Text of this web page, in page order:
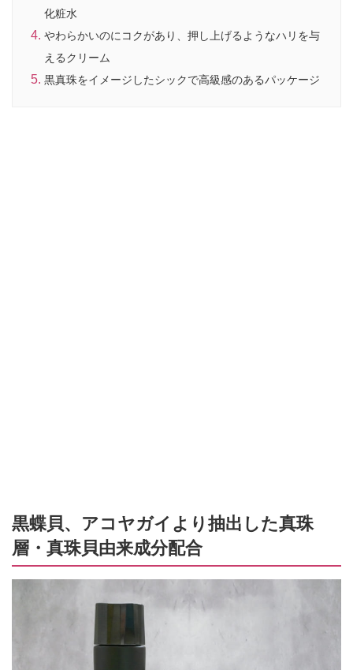
化粧水
やわらかいのにコクがあり、押し上げるようなハリを与
えるクリーム
黒真珠をイメージしたシックで高級感のあるパッケージ
黒蝶貝、アコヤガイより抽出した真珠
層・真珠貝由来成分配合